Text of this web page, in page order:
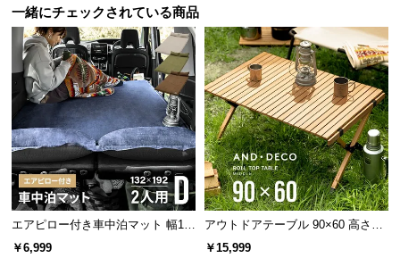
品
の
配
送
に
い
て
開
梱
設
快適温度 12℃
一緒にチェックされている商品
エアピロー付き車中泊マット 幅13
2cm
￥6,999
アウトドアテーブル 90×60 高さ44
cm
￥15,999